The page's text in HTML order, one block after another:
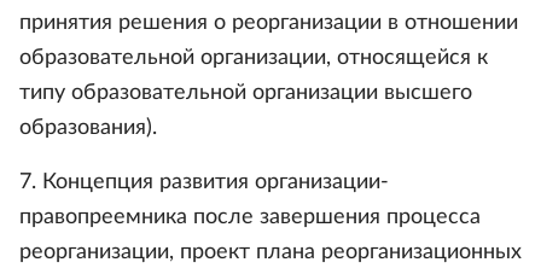
принятия решения о реорганизации в отношении
образовательной организации, относящейся к
типу образовательной организации высшего
образования).
7. Концепция развития организации-
правопреемника после завершения процесса
реорганизации, проект плана реорганизационных